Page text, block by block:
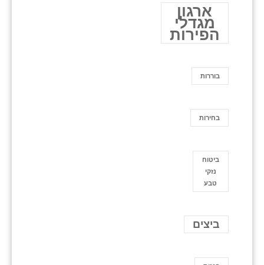
ארגון
מגדלי
הפירות
בוררות
בחירות
ביטוח
נזקי
טבע
ביצים